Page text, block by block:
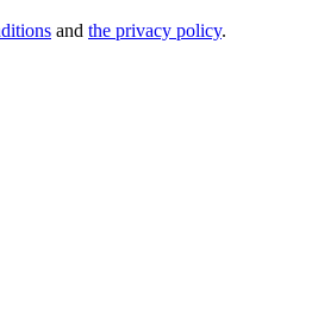
and the privacy policy.